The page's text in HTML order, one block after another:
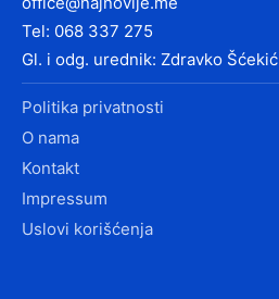
Tel: 068 337 275
Gl. i odg. urednik: Zdravko Šćekić
Politika privatnosti
O nama
Kontakt
Impressum
Uslovi korišćenja